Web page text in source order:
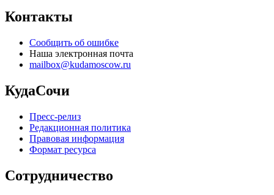
Контакты
Сообщить об ошибке
Наша электронная почта
mailbox@kudamoscow.ru
КудаСочи
Пресс-релиз
Редакционная политика
Правовая информация
Формат ресурса
Сотрудничество